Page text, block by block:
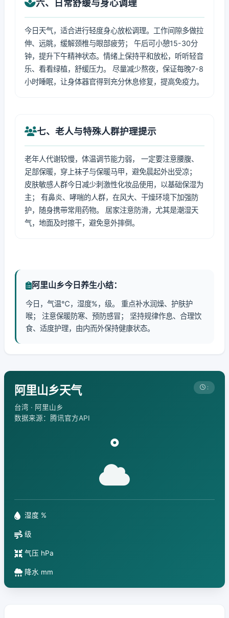
六、日常舒缓与身心调理
今日天气，适合进行轻度身心放松调理。工作间隙多做拉
伸、远眺，缓解颈椎与眼部疲劳； 午后可小憩15-30分
钟，提升下午精神状态。情绪上保持平和放松，听听轻音
乐、看看绿植，舒缓压力。 尽量减少熬夜，保证每晚7-8
小时睡眠，让身体器官得到充分休息修复，提高免疫力。
七、老人与特殊人群护理提示
老年人代谢较慢，体温调节能力弱， 一定要注意腰腹、
足部保暖，穿上袜子与保暖马甲，避免晨起外出受凉；
皮肤敏感人群今日减少刺激性化妆品使用，以基础保湿为
主； 有鼻炎、哮喘的人群，在风大、干燥环境下加强防
护，随身携带常用药物。 居家注意防滑，尤其是潮湿天
气，地面及时擦干，避免意外摔倒。
阿里山乡今日养生小结：
今日，气温℃，湿度%，级。 重点补水润燥、护肤护
喉； 注意保暖防寒、预防感冒； 坚持规律作息、合理饮
食、适度护理，由内而外保持健康状态。
阿里山乡天气
台湾 · 阿里山乡
数据来源：腾讯官方API
:
°
湿度 %
级
气压 hPa
降水 mm